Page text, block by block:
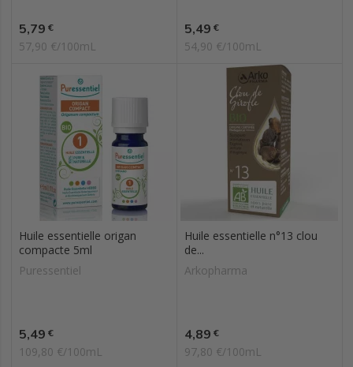
Prix
5,79 €
57,90 €/100mL
Prix
5,49 €
54,90 €/100mL
Huile essentielle origan
compacte 5ml
Puressentiel
Prix
5,49 €
109,80 €/100mL
Huile essentielle n°13 clou
de...
Arkopharma
Prix
4,89 €
97,80 €/100mL